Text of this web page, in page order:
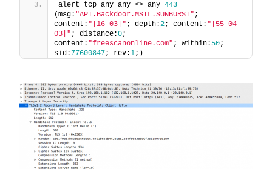
alert tcp any any <> any 443
(msg: "APT.Backdoor.MSIL.SUNBURST" ;
content: "|16 03|" ; depth:2; content: "|55 04
03|" ; distance:0;
content: "freescanonline.com" ; within: 50;
sid: 77600847; rev:1;)